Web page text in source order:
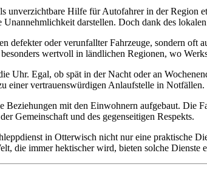
unverzichtbare Hilfe für Autofahrer in der Region
darstellen. Doch dank des
defekter oder verunfallter Fahrzeuge, sondern oft
wertvoll in ländlichen Regionen, wo
Uhr. Egal, ob spät in der Nacht oder an
einer vertrauenswürdigen Anlaufstelle in Notfällen.
Beziehungen mit den Einwohnern aufgebaut. Die
Gemeinschaft und des gegenseitigen Respekts.
in Otterwisch nicht nur eine praktische
die immer hektischer wird, bieten solche Dienste